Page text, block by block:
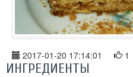
2017-01-20 17:14:01 1
ИНГРЕДИЕНТЫ